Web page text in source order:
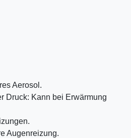
Aerosol.
Druck: Kann bei Erwärmung
Augenreizung.